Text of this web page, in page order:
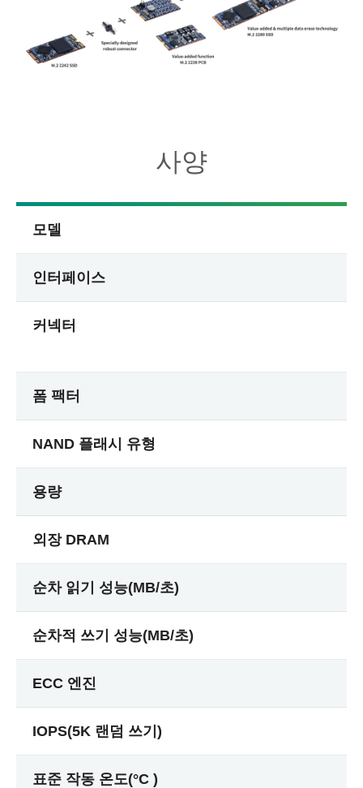
사양
모델
인터페이스
커넥터
폼 팩터
NAND 플래시 유형
용량
외장 DRAM
순차 읽기 성능(MB/초)
순차적 쓰기 성능(MB/초)
ECC 엔진
IOPS(5K 랜덤 쓰기)
표준 작동 온도(°C )